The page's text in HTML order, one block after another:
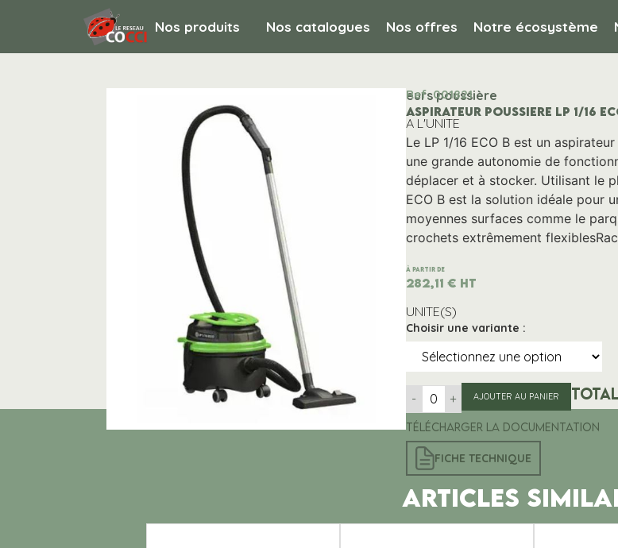
Nos produits Nos catalogues Nos offres Notre écosystème
MATERIEL DE NETTOYAGE / Aspirateurs / Aspirateurs poussière
Ref. 001821
ASPIRATEUR POUSSIERE LP 1/16
A L'UNITE
Le LP 1/16 ECO B est un
une grande autonomie de
déplacer et à stocker. Utilisant le
ECO B est la solution idéale pour
moyennes surfaces comme le
crochets extrêmement
À partir de
282,11 € HT
UNITE(S)
Choisir une variante :
- + AJOUTER AU PANIER
Télécharger la documentation
FICHE TECHNIQUE
ARTICLES